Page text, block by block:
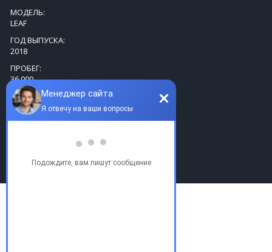
МОДЕЛЬ:
LEAF
ГОД ВЫПУСКА:
2018
ПРОБЕГ:
36,000
ТОПЛИВО:
ЭЛЕКТРИЧЕСКИЙ
КОРОБКА ПЕРЕДАЧ:
FRONT